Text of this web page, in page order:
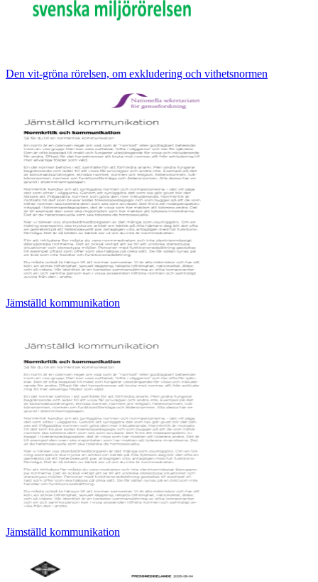
Den vit-gröna rörelsen, om exkludering och vithetsnormen
Jämställd kommunikation
Jämställd kommunikation